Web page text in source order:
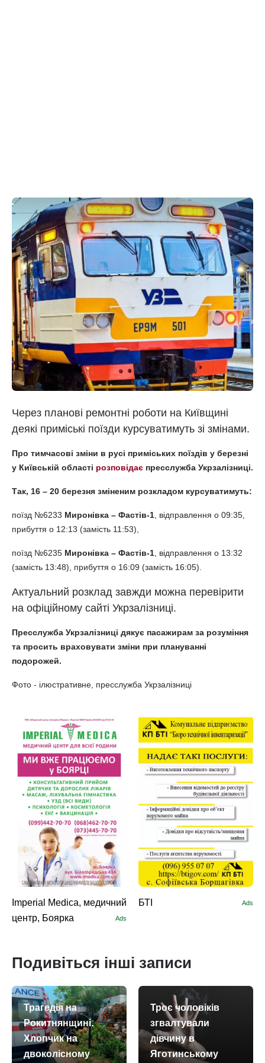
Через планові ремонтні роботи на Київщині
деякі приміські поїзди курсуватимуть зі змінами.
Про тимчасові зміни в русі приміських поїздів у березні
у Київській області розповідає пресслужба Укрзалізниці.
Так, 16 – 20 березня зміненим розкладом курсуватимуть:
поїзд №6233 Миронівка – Фастів-1 , відправлення о 09:35,
прибуття о 12:13 (замість 11:53),
поїзд №6235 Миронівка – Фастів-1 , відправлення о 13:32
(замість 13:48), прибуття о 16:09 (замість 16:05).
Актуальний розклад завжди можна перевірити
на офіційному сайті Укрзалізниці.
Пресслужба Укрзалізниці дякує пасажирам за розуміння
та просить враховувати зміни при плануванні
подорожей.
Фото - ілюстративне, пресслужба Укрзалізниці
Imperial Medica, медичний
центр, Боярка
Ads
БТІ Ads
Подивіться інші записи
Трагедія на
Рокитнянщині.
Хлопчик на
двоколісному
Троє чоловіків
згвалтували
дівчину в
Яготинському